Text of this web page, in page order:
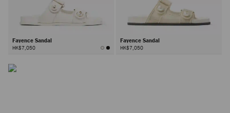
Fayence Sandal
HK$7,050
Fayence Sandal
HK$7,050